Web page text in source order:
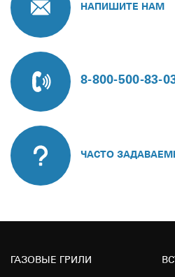
НАПИШИТЕ НАМ
8-800-500-83-
ЧАСТО
ГАЗОВЫЕ ГРИЛИ